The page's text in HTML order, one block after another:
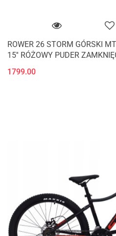
ROWER 26 STORM GÓRSKI
15'' RÓŻOWY PUDER
1799.00